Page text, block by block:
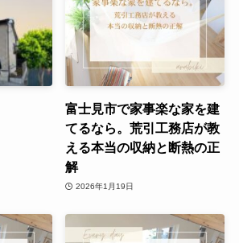
富士見市で家事楽な家を建
てるなら。荒引工務店が教
える本当の収納と断熱の正
解
2026年1月19日